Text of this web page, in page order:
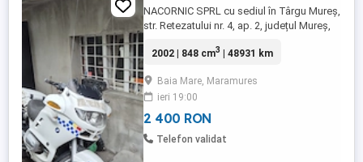
NACORNIC SPRL cu sediul în Târgu Mureş,
str. Retezatului nr. 4, ap. 2, județul Mureş,
SRL, în faliment, vinde prin LICITAŢIE
(nu e înmatriculată), serie sasiu
WB10417A82ZE56691, serie motor
25026374, an fabricație 2002 - preț ...
2002 | 848 cm3 | 48931 km
Baia Mare, Maramures
ieri 19:00
2 400 RON
Telefon validat